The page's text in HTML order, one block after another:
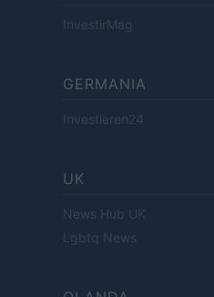
InvestirMag
GERMANIA
Investieren24
UK
News Hub UK
Lgbtq News